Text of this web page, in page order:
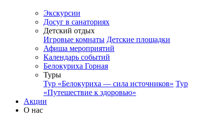
Экскурсии
Досуг в санаториях
Детский отдых
Игровые комнаты Детские площадки
Афиша мероприятий
Календарь событий
Белокуриха Горная
Туры
Тур «Белокуриха — сила источников» Тур
«Путешествие к здоровью»
Акции
О нас